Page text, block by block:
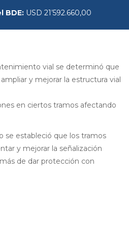
BDE: USD 21’592.660,00
vial se determinó que
y mejorar la estructura vial
en ciertos tramos afectando
se estableció que los tramos
y mejorar la señalización
de dar protección con